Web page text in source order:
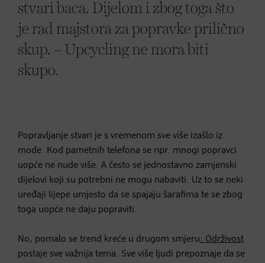
stvari baca. Dijelom i zbog toga što
je rad majstora za popravke prilično
skup. – Upcycling ne mora biti
skupo.
Popravljanje stvari je s vremenom sve više izašlo iz
mode. Kod pametnih telefona se npr. mnogi popravci
uopće ne nude više. A često se jednostavno zamjenski
dijelovi koji su potrebni ne mogu nabaviti. Uz to se neki
uređaji lijepe umjesto da se spajaju šarafima te se zbog
toga uopće ne daju popraviti.
No, pomalo se trend kreće u drugom smjeru: Održivost
postaje sve važnija tema. Sve više ljudi prepoznaje da se